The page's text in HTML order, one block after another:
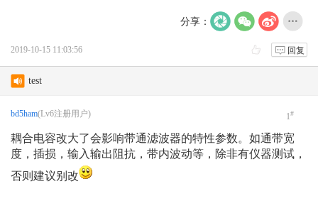
分享：
2019-10-15 11:03:56 回复
test
AVRT4 DIGI 不轉發
AS-158海岛编号的诞生
月坨岛登上IOTA海岛名单始末
bd5ham(Lv6注册用户) 1#
耦合电容改大了会影响带通滤波器的特性参数。如通带宽
度，插损，输入输出阻抗，带内波动等，除非有仪器测试，
否则建议别改